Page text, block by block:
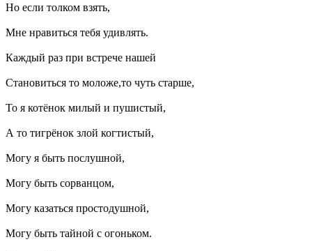
Но если толком взять,
Мне нравиться тебя удивлять.
Каждый раз при встрече нашей
Становиться то моложе,то чуть старше,
То я котёнок милый и пушистый,
А то тигрёнок злой когтистый,
Могу я быть послушной,
Могу быть сорванцом,
Могу казаться простодушной,
Могу быть тайной с огоньком.